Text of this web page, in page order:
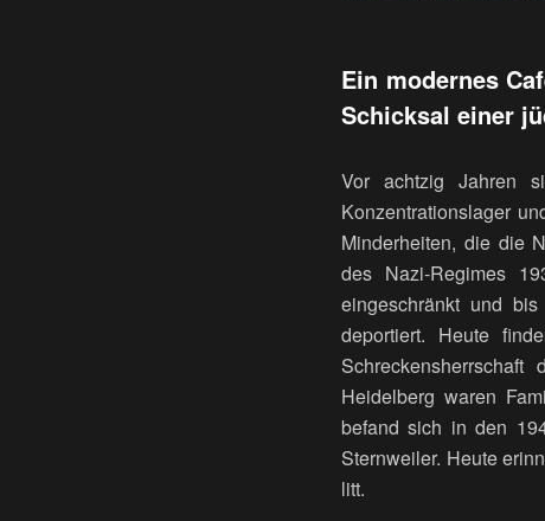
Ein modernes
Schicksal einer
Vor achtzig Jahren
Konzentrationslager
Minderheiten, die die
des Nazi-Regimes
eingeschränkt und
deportiert. Heute
Heidelberg waren
befand sich in den
Sternweiler. Heute
litt.